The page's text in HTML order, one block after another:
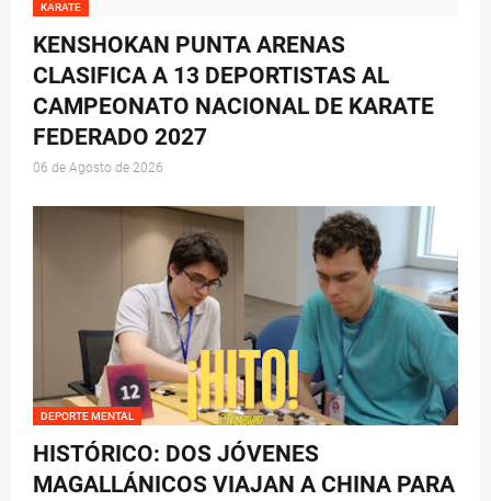
KARATE
KENSHOKAN PUNTA ARENAS
CLASIFICA A 13 DEPORTISTAS AL
CAMPEONATO NACIONAL DE KARATE
FEDERADO 2027
06 de Agosto de 2026
DEPORTE MENTAL
HISTÓRICO: DOS JÓVENES
MAGALLÁNICOS VIAJAN A CHINA PARA